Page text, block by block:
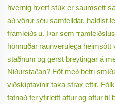
hvernig hvert stúk er saumsett
að vörur séu samfelldar, haldist
framleiðslu. Þar sem
hönnuðar raunverulega
staðnum og gerst breytingar á
Niðurstaðan? Föt með betri
viðskiptavinir taka strax eftir.
fatnað fer yfirleitt aftur og aftur til